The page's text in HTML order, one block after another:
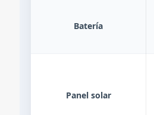
Batería
Panel solar